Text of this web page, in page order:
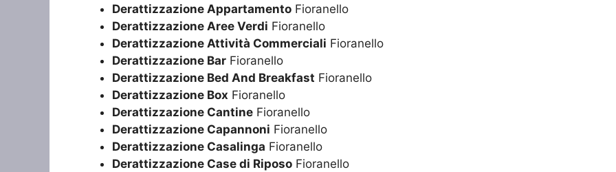
Derattizzazione Appartamento Fioranello
Derattizzazione Aree Verdi Fioranello
Derattizzazione Attività Commerciali Fioranello
Derattizzazione Bar Fioranello
Derattizzazione Bed And Breakfast Fioranello
Derattizzazione Box Fioranello
Derattizzazione Cantine Fioranello
Derattizzazione Capannoni Fioranello
Derattizzazione Casalinga Fioranello
Derattizzazione Case di Riposo Fioranello